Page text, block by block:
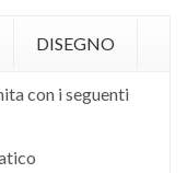
DISEGNO
con i seguenti